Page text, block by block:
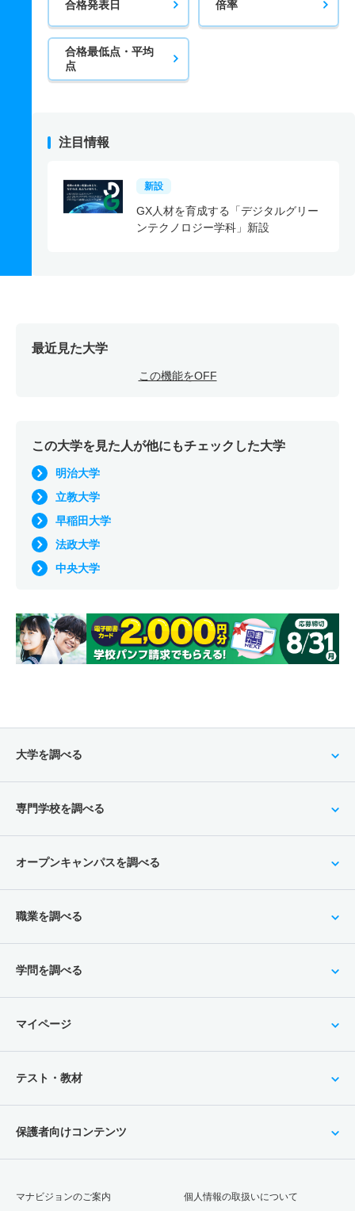
合格発表日 倍率
合格最低点・平均
点
注目情報
新設
GX人材を育成する「デジタルグリー
ンテクノロジー学科」新設
最近見た大学
この機能をOFF
この大学を見た人が他にもチェックした大学
明治大学
立教大学
早稲田大学
法政大学
中央大学
大学を調べる
専門学校を調べる
オープンキャンパスを調べる
職業を調べる
学問を調べる
マイページ
テスト・教材
保護者向けコンテンツ
マナビジョンのご案内 個人情報の取扱いについて